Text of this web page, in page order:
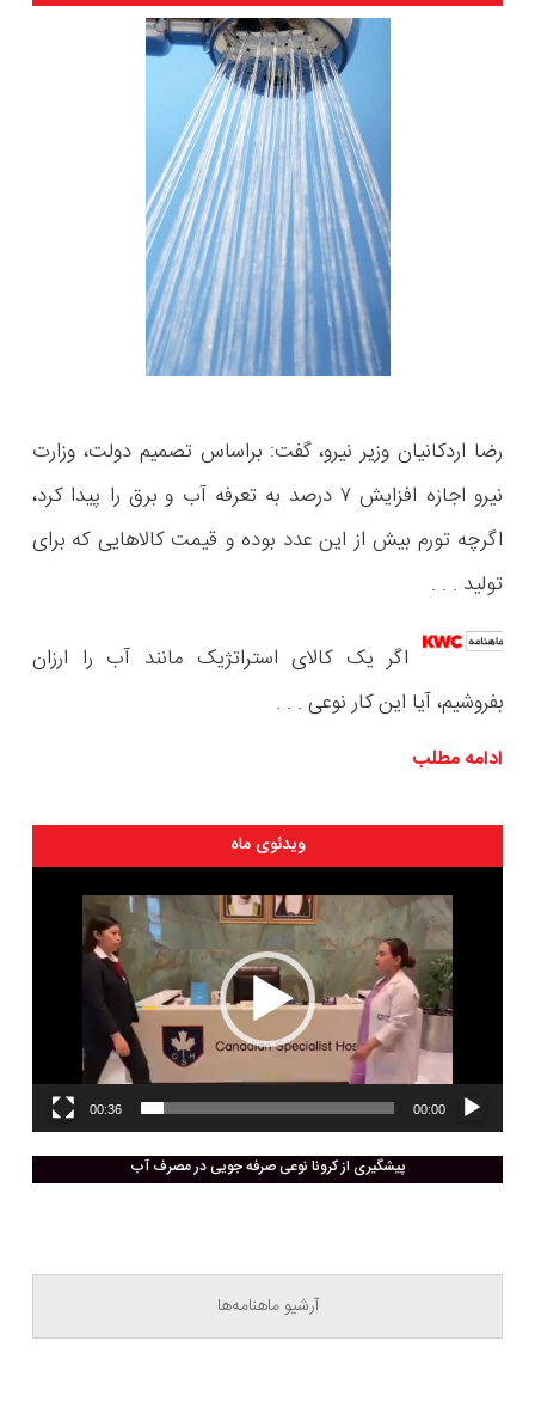
رضا اردکانیان وزیر نیرو، گفت: براساس تصمیم دولت، وزارت
نیرو اجازه افزایش ۷ درصد به تعرفه آب و برق را پیدا کرد،
اگرچه تورم بیش از این عدد بوده و قیمت کالاهایی که برای
تولید . . .
اگر یک کالای استراتژیک مانند آب را ارزان
بفروشیم، آیا این کار نوعی . . .
ادامه مطلب
ویدئوی ماه
00:00
00:36
پیشگیری از کرونا نوعی صرفه جویی در مصرف آب
آرشیو ماهنامه‌ها